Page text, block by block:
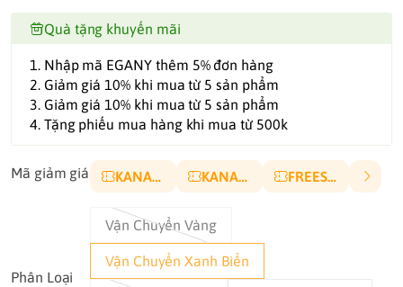
Quà tặng khuyến mãi
1. Nhập mã EGANY thêm 5% đơn hàng
2. Giảm giá 10% khi mua từ 5 sản phẩm
3. Giảm giá 10% khi mua từ 5 sản phẩm
4. Tặng phiếu mua hàng khi mua từ 500k
Mã giảm giá KANA10P KANA5K FREESHIP
Phân Loại
Vận Chuyển Vàng
Vận Chuyển Xanh Biển